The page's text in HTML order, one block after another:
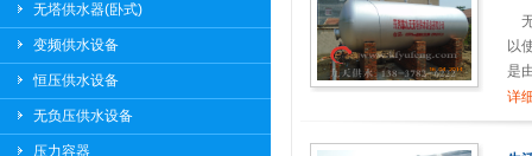
无塔供水器(卧式)
变频供水设备
恒压供水设备
无负压供水设备
压力容器
以
是
详